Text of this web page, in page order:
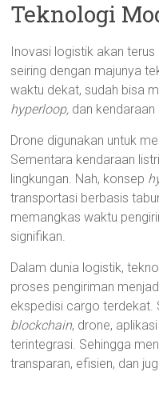
Teknologi
Inovasi logistik akan
seiring dengan majunya
waktu dekat, sudah bisa
hyperloop, dan kendaraan
Drone digunakan untuk
Sementara kendaraan
lingkungan. Nah, konsep
transportasi berbasis
memangkas waktu
signifikan.
Dalam dunia logistik,
proses pengiriman
ekspedisi cargo terdekat.
blockchain, drone,
terintegrasi. Sehingga
transparan, efisien, dan